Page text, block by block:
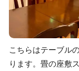
こちらはテーブル
ります。畳の座敷